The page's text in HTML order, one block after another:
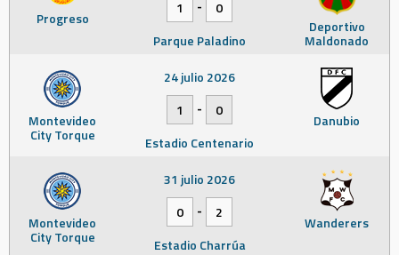
Progreso Deportivo
Maldonado
1
-
0
Parque Paladino
Montevideo
City Torque
Danubio
24 julio 2026
1
-
0
Estadio Centenario
Montevideo
City Torque
Wanderers
31 julio 2026
0
-
2
Estadio Charrúa